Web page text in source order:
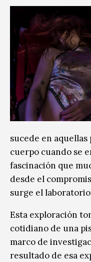
sucede en
cuerpo cuando se
fascinación que
desde el
surge el laboratorio:
Esta exploración
cotidiano de una
marco de
resultado de esa